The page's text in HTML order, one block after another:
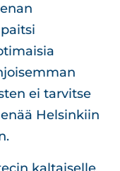
ei tarvitse
Helsinkiin